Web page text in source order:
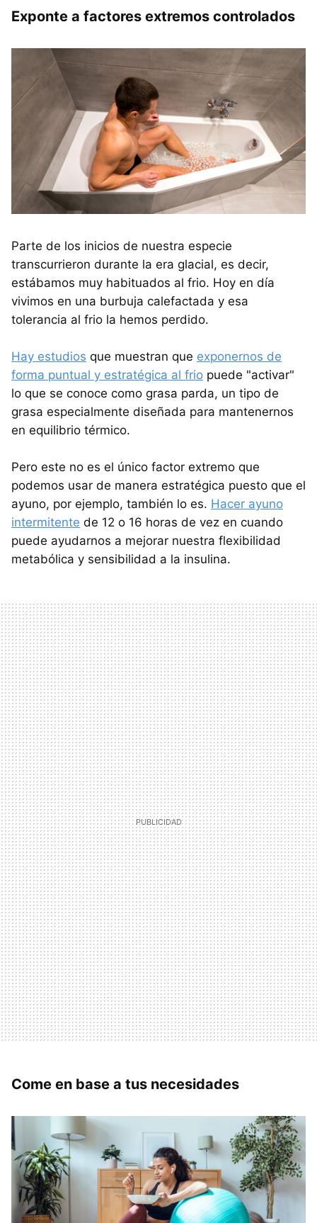
Exponte a factores extremos controlados
Parte de los inicios de nuestra especie
transcurrieron durante la era glacial, es decir,
estábamos muy habituados al frio. Hoy en día
vivimos en una burbuja calefactada y esa
tolerancia al frio la hemos perdido.
Hay estudios que muestran que exponernos de
forma puntual y estratégica al frio puede "activar"
lo que se conoce como grasa parda, un tipo de
grasa especialmente diseñada para mantenernos
en equilibrio térmico.
Pero este no es el único factor extremo que
podemos usar de manera estratégica puesto que el
ayuno, por ejemplo, también lo es. Hacer ayuno
intermitente de 12 o 16 horas de vez en cuando
puede ayudarnos a mejorar nuestra flexibilidad
metabólica y sensibilidad a la insulina.
Come en base a tus necesidades